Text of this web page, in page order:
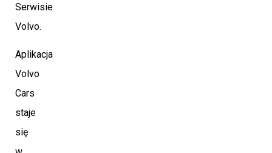
Serwisie
Volvo.
Aplikacja
Volvo
Cars
staje
się